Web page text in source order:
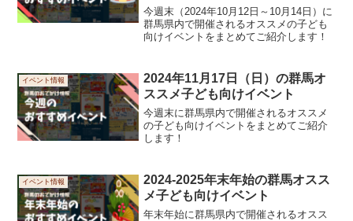
今週末（2024年10月12日～10月14日）に
群馬県内で開催されるオススメの子ども
向けイベントをまとめてご紹介します！
イベント情報
2024年11月17日（日）の群馬オ
ススメ子ども向けイベント
今週末に群馬県内で開催されるオススメ
の子ども向けイベントをまとめてご紹介
します！
イベント情報
2024-2025年末年始の群馬オスス
メ子ども向けイベント
年末年始に群馬県内で開催されるオスス